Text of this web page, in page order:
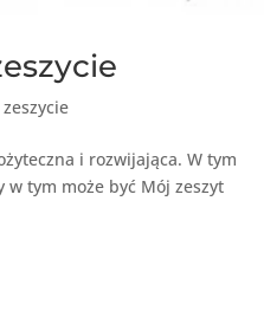
i rozwijająca. W tym
tym może być Mój zeszyt